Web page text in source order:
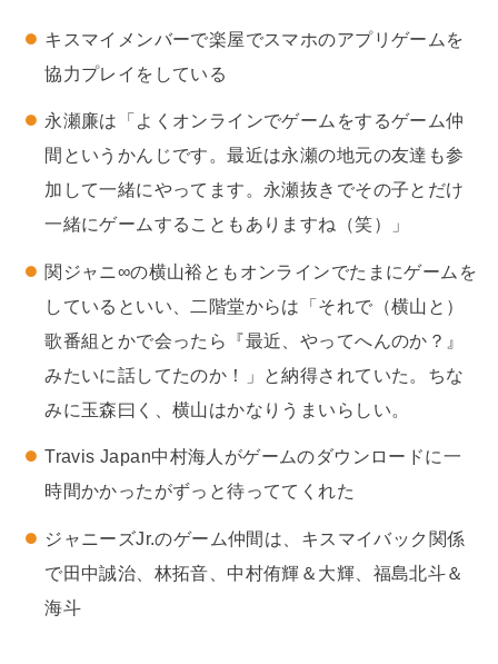
キスマイメンバーで楽屋でスマホのアプリゲームを
協力プレイをしている
永瀬廉は「よくオンラインでゲームをするゲーム仲
間というかんじです。最近は永瀬の地元の友達も参
加して一緒にやってます。永瀬抜きでその子とだけ
一緒にゲームすることもありますね（笑）」
関ジャニ∞の横山裕ともオンラインでたまにゲームを
しているといい、二階堂からは「それで（横山と）
歌番組とかで会ったら『最近、やってへんのか？』
みたいに話してたのか！」と納得されていた。ちな
みに玉森曰く、横山はかなりうまいらしい。
Travis Japan中村海人 がゲームのダウンロードに一
時間かかったがずっと待っててくれた
ジャニーズJr.のゲーム仲間は、キスマイバック関係
で田中誠治、林拓音、中村侑輝＆大輝、福島北斗＆
海斗